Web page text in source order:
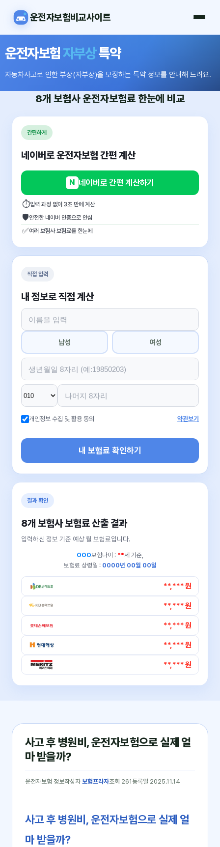
운전자보험비교사이트
운전자보험자부상특약
자동차사고로 인한 부상(자부상)을 보장하는 특약 정보를 안내해 드려요.
8개 보험사운전자보험료 한눈에 비교
간편하게
네이버로 운전자보험 간편 계산
N 네이버로 간편 계산하기
⏱입력 과정 없이 3초 만에 계산
🛡안전한 네이버 인증으로 안심
✅여러 보험사 보험료를 한눈에
직접 입력
내 정보로 직접 계산
남성 여성
개인정보 수집 및 활용 동의 약관보기
내 보험료 확인하기
결과 확인
8개 보험사 보험료 산출 결과
입력하신 정보 기준 예상 월 보험료입니다.
OOO보험나이 : **세 기준,
보험료 상령일 : 0000년 00월 00일
**,*** 원
**,*** 원
**,*** 원
**,*** 원
**,*** 원
사고 후 병원비, 운전자보험으로 실제 얼
마 받을까?
운전자보험 정보작성자 보험프라자조회 261 등록일 2025.11.14
사고 후 병원비, 운전자보험으로 실제 얼
마 받을까?